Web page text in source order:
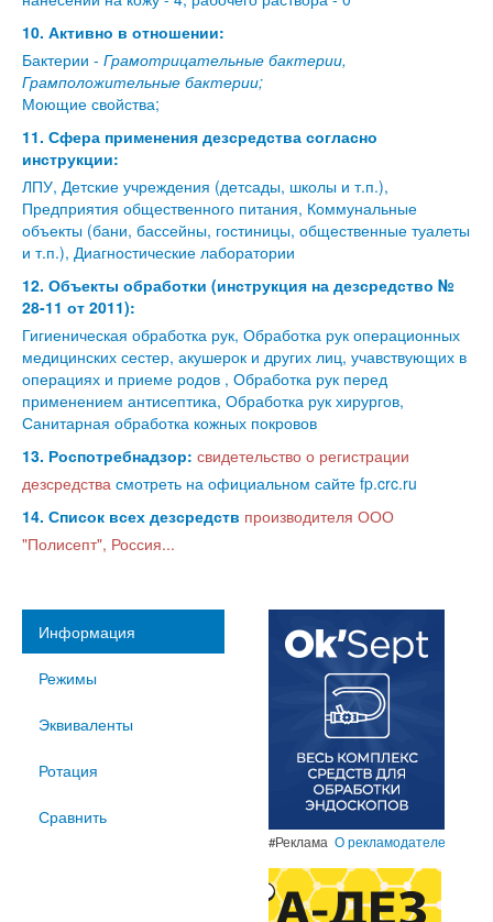
10. Активно в отношении:
Бактерии - Грамотрицательные бактерии,
Грамположительные бактерии;
Моющие свойства;
11. Сфера применения дезсредства согласно
инструкции:
ЛПУ, Детские учреждения (детсады, школы и т.п.),
Предприятия общественного питания, Коммунальные
объекты (бани, бассейны, гостиницы, общественные туалеты
и т.п.), Диагностические лаборатории
12. Объекты обработки (инструкция на дезсредство №
28-11 от 2011):
Гигиеническая обработка рук, Обработка рук операционных
медицинских сестер, акушерок и других лиц, учавствующих в
операциях и приеме родов , Обработка рук перед
применением антисептика, Обработка рук хирургов,
Санитарная обработка кожных покровов
13. Роспотребнадзор: свидетельство о регистрации
дезсредства смотреть на официальном сайте fp.crc.ru
14. Список всех дезсредств производителя ООО
"Полисепт", Россия...
Информация
Режимы
Эквиваленты
Ротация
Сравнить
#Реклама О рекламодателе